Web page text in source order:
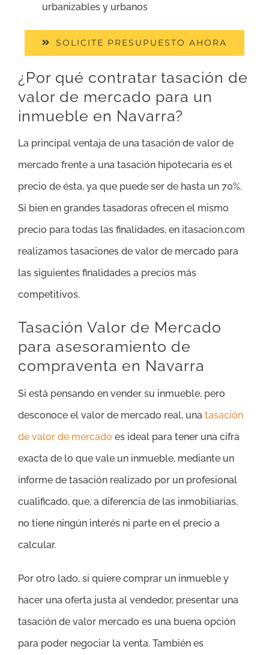
urbanizables y urbanos
SOLICITE PRESUPUESTO AHORA
¿Por qué contratar tasación de
valor de mercado para un
inmueble en Navarra?
La principal ventaja de una tasación de valor de
mercado frente a una tasación hipotecaria es el
precio de ésta, ya que puede ser de hasta un 70%.
Si bien en grandes tasadoras ofrecen el mismo
precio para todas las finalidades, en itasacion.com
realizamos tasaciones de valor de mercado para
las siguientes finalidades a precios más
competitivos.
Tasación Valor de Mercado
para asesoramiento de
compraventa en Navarra
Si está pensando en vender su inmueble, pero
desconoce el valor de mercado real, una tasación
de valor de mercado es ideal para tener una cifra
exacta de lo que vale un inmueble, mediante un
informe de tasación realizado por un profesional
cualificado, que, a diferencia de las inmobiliarias,
no tiene ningún interés ni parte en el precio a
calcular.
Por otro lado, si quiere comprar un inmueble y
hacer una oferta justa al vendedor, presentar una
tasación de valor mercado es una buena opción
para poder negociar la venta. También es